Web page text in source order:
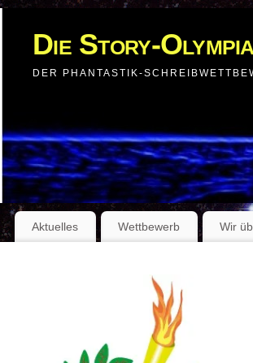
Die Story-
DER PHANTASTIK-
Aktuelles Wettbewerb Wir